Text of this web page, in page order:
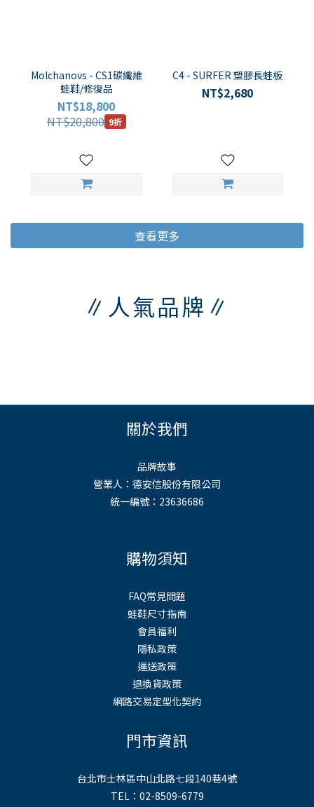
Molchanovs - CS1碳纖維
蛙鞋/修復品
NT$18,800
NT$20,800 9折
C4 - SURFER 塑膠長蛙板
NT$2,680
查看更多
∥人氣品牌∥
關於我們
品牌故事
營業人：德安信股份有限公司
統一編號：23636686
購物須知
FAQ常見問題
蛙鞋尺寸指南
會員福利
隱私政策
運送政策
退換貨政策
網路交易定型化契約
門市資訊
台北市士林區中山北路七段140巷4號
TEL：02-8509-6779